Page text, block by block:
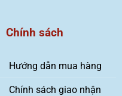
Chính sách
Hướng dẫn mua hàng
Chính sách giao nhận